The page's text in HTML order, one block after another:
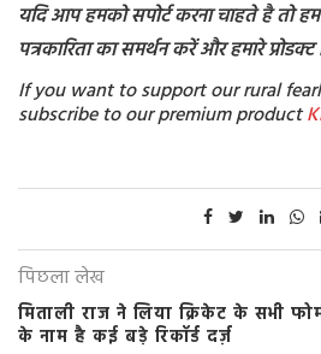
यदि आप हमको सपोर्ट करना चाहते है तो
पत्रकारिता का समर्थन करें और हमारे
If you want to support our rural
subscribe to our premium product
पिछला लेख
मिताली राज ने लिया क्रिकेट के सभी
के नाम है कई बड़े रिकॉर्ड दर्ज़